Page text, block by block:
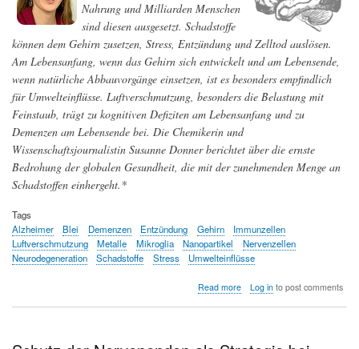
Nahrung und Milliarden Menschen
sind diesen ausgesetzt. Schadstoffe
können dem Gehirn zusetzen, Stress, Entzündung und Zelltod auslösen.
Am Lebensanfang, wenn das Gehirn sich entwickelt und am Lebensende,
wenn natürliche Abbauvorgänge einsetzen, ist es besonders empfindlich
für Umwelteinflüsse. Luftverschmutzung, besonders die Belastung mit
Feinstaub, trägt zu kognitiven Defiziten am Lebensanfang und zu
Demenzen am Lebensende bei. Die Chemikerin und
Wissenschaftsjournalistin Susanne Donner berichtet über die ernste
Bedrohung der globalen Gesundheit, die mit der zunehmenden Menge an
Schadstoffen einhergeht.*
Tags
Alzheimer
Blei Demenzen Entzündung Gehirn
Immunzellen
Luftverschmutzung
Metalle Mikroglia Nanopartikel
Nervenzellen
Neurodegeneration
Schadstoffe Stress Umwelteinflüsse
Read moreabout
Log into post comments